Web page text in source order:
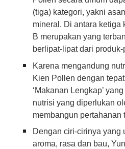
(tiga) kategori, yakni
mineral. Di antara ketiga
B merupakan yang
berlipat-lipat dari
Karena mengandung
Kien Pollen dengan
‘Makanan Lengkap’
nutrisi yang diperlukan
membangun pertahanan
Dengan ciri-cirinya yang
aroma, rasa dan bau,